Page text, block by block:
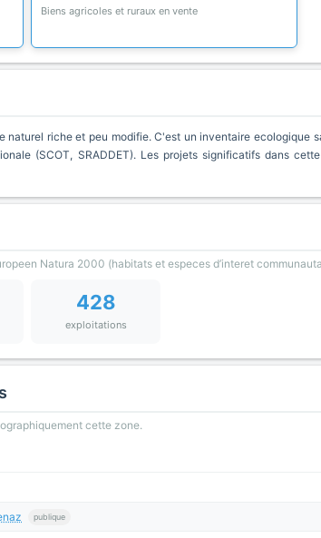
Biens agricoles et ruraux en vente
naturel riche et peu modifie. C'est un inventaire ecologique
(SCOT, SRADDET). Les projets significatifs dans
Natura 2000 (habitats et especes d’interet
428
exploitations
cette zone.
publique